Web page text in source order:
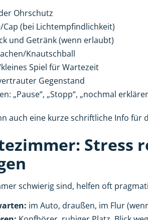
Ohrschutz
(bei Lichtempfindlichkeit)
und Getränk (wenn erlaubt)
Knautschball
Spiel für Wartezeit
Gegenstand
„Pause“, „Stopp“, „nochmal
auch eine kurze schriftliche Info für
Stress
schwierig sind, helfen oft
im Auto, draußen, im Flur